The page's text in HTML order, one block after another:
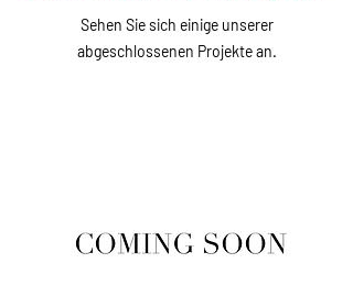
Sehen Sie sich einige unserer
abgeschlossenen Projekte an.